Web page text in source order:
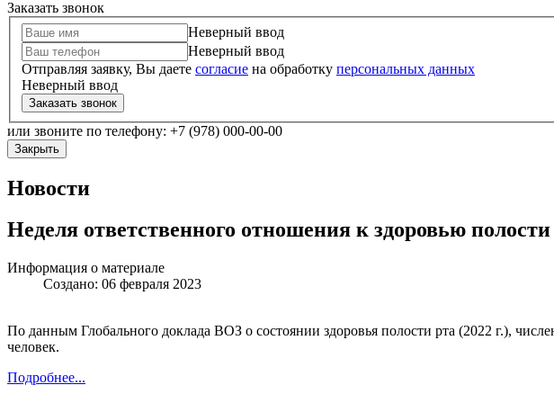
Заказать звонок
Неверный ввод
Неверный ввод
Отправляя заявку, Вы даете согласие на обработку персональных данных
Неверный ввод
Заказать звонок
или звоните по телефону: +7 (978) 000-00-00
Закрыть
Новости
Неделя ответственного отношения к здоровью полости
Информация о материале
Создано: 06 февраля 2023
По данным Глобального доклада ВОЗ о состоянии здоровья полости рта (2022 г.),
человек.
Подробнее...